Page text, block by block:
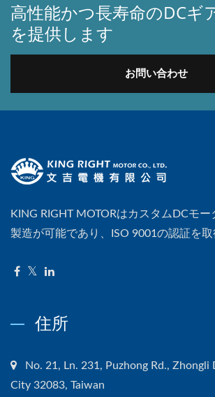
高性能かつ長寿命のDCギ
を提供します
お問い合わせ
KING RIGHT MOTORはカスタムDCモー
製造が可能であり、ISO 9001の認証を取
住所
No. 21, Ln. 231, Puzhong Rd., Zhongli
City 32083, Taiwan